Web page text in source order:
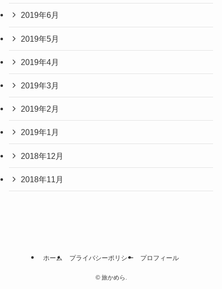
2019年6月
2019年5月
2019年4月
2019年3月
2019年2月
2019年1月
2018年12月
2018年11月
ホーム プライバシーポリシー プロフィール
©旅かめら.